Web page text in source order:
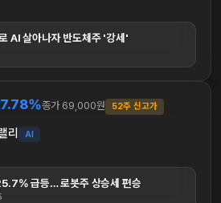
AI 살아나자 반도체주 '강세'
종가 69,000원 52주 신고가
리 AI
급등… 로봇주 상승세 편승